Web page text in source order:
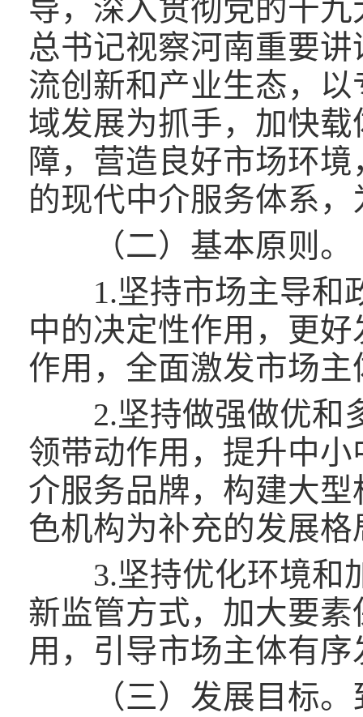
导，深入贯彻党的十
总书记视察河南重要
流创新和产业生态，
域发展为抓手，加快
障，营造良好市场环
的现代中介服务体系
（二）基本原则。
1.坚持市场主导和政
中的决定性作用，更
作用，全面激发市场
2.坚持做强做优和多
领带动作用，提升中
介服务品牌，构建大
色机构为补充的发展格
3.坚持优化环境和加
新监管方式，加大要
用，引导市场主体有
（三）发展目标。